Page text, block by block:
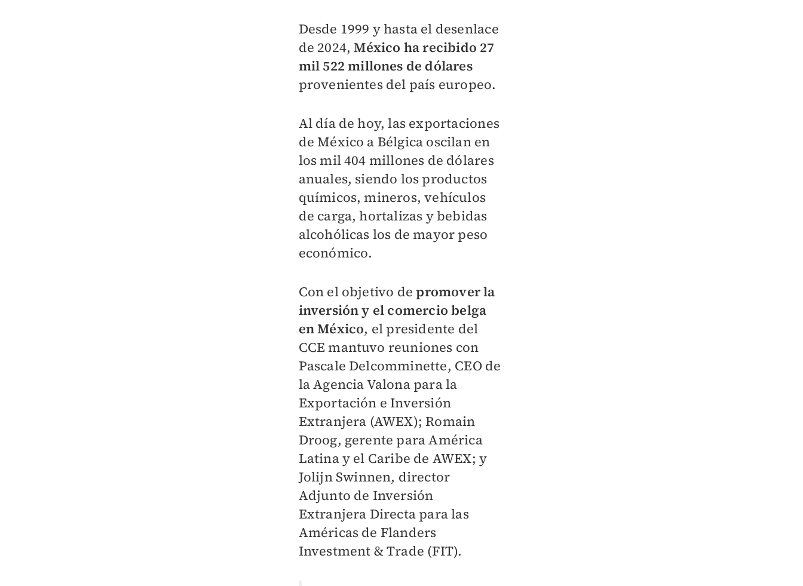
Desde 1999 y hasta el desenlace
de 2024,México ha recibido 27
mil 522 millones de dólares
provenientes del país europeo.
Al día de hoy, las exportaciones
de México a Bélgica oscilan en
los mil 404 millones de dólares
anuales, siendo los productos
químicos, mineros, vehículos
de carga, hortalizas y bebidas
alcohólicas los de mayor peso
económico.
Con el objetivo de promover la
inversión y el comercio belga
en México, el presidente del
CCE mantuvo reuniones con
Pascale Delcomminette, CEO de
la Agencia Valona para la
Exportación e Inversión
Extranjera (AWEX); Romain
Droog, gerente para América
Latina y el Caribe de AWEX; y
Jolijn Swinnen, director
Adjunto de Inversión
Extranjera Directa para las
Américas de Flanders
Investment & Trade (FIT).